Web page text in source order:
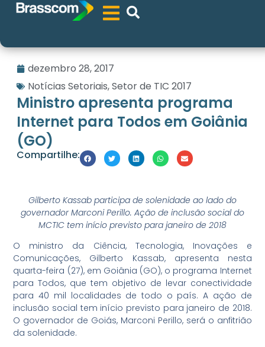
dezembro 28, 2017
Notícias Setoriais,Setor de TIC 2017
Ministro apresenta programa
Internet para Todos em Goiânia
(GO)
Compartilhe:
Gilberto Kassab participa de solenidade ao lado do
governador Marconi Perillo. Ação de inclusão social do
MCTIC tem início previsto para janeiro de 2018
O ministro da Ciência, Tecnologia, Inovações e
Comunicações, Gilberto Kassab, apresenta nesta
quarta-feira (27), em Goiânia (GO), o programa Internet
para Todos, que tem objetivo de levar conectividade
para 40 mil localidades de todo o país. A ação de
inclusão social tem início previsto para janeiro de 2018.
O governador de Goiás, Marconi Perillo, será o anfitrião
da solenidade.